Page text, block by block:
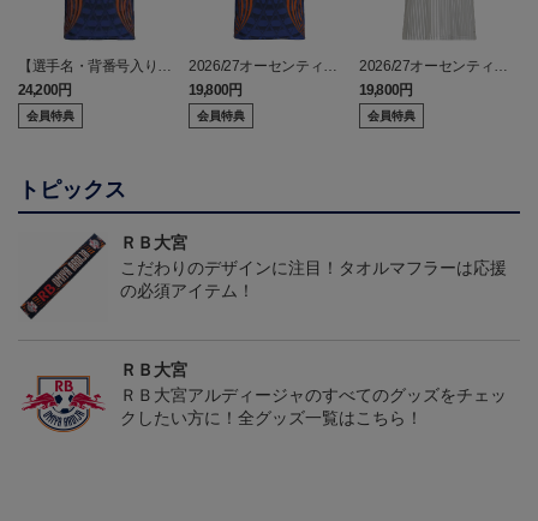
【選手名・背番号入り】
2026/27オーセンティッ
クユニフォーム（フィー
ルド1st）
24,200円
会員特典
2026/27オーセンティッ
クユニフォーム（フィー
ルド1st）
19,800円
会員特典
2026/27オーセンティッ
クユニフォーム（フィー
ルド2nd）
19,800円
会員特典
トピックス
ＲＢ大宮
こだわりのデザインに注目！タオルマフラーは応援
の必須アイテム！
ＲＢ大宮
ＲＢ大宮アルディージャのすべてのグッズをチェッ
クしたい方に！全グッズ一覧はこちら！